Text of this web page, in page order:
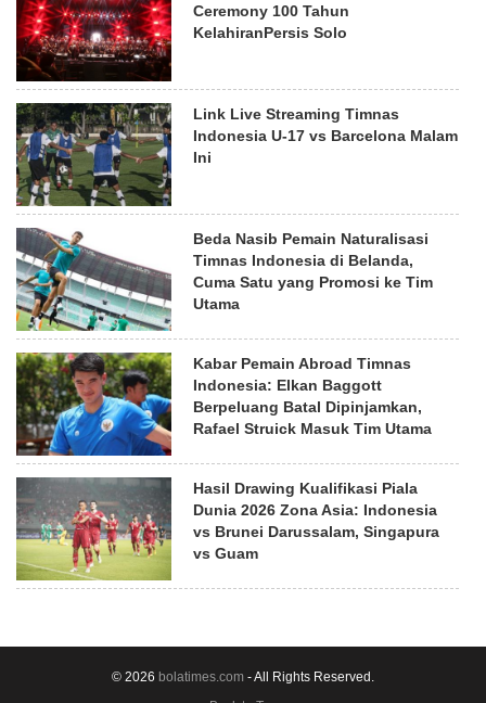
Ceremony 100 Tahun
KelahiranPersis Solo
Link Live Streaming Timnas
Indonesia U-17 vs Barcelona Malam
Ini
Beda Nasib Pemain Naturalisasi
Timnas Indonesia di Belanda,
Cuma Satu yang Promosi ke Tim
Utama
Kabar Pemain Abroad Timnas
Indonesia: Elkan Baggott
Berpeluang Batal Dipinjamkan,
Rafael Struick Masuk Tim Utama
Hasil Drawing Kualifikasi Piala
Dunia 2026 Zona Asia: Indonesia
vs Brunei Darussalam, Singapura
vs Guam
© 2026 bolatimes.com - All Rights Reserved.